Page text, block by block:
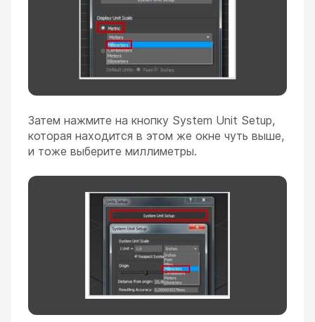
Затем нажмите на кнопку System Unit Setup,
которая находится в этом же окне чуть выше,
и тоже выберите миллиметры.